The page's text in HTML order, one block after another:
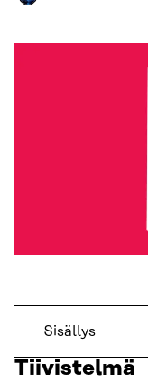
Sisällys
Tiivistelmä